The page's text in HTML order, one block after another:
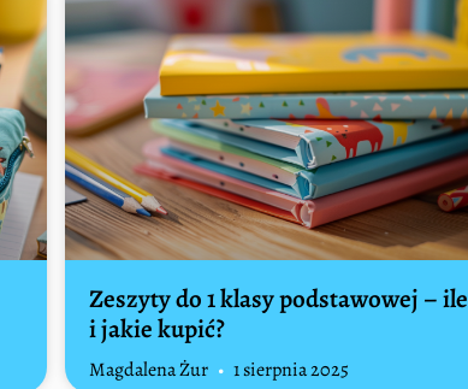
Zeszyty do 1 klasy podstawowej – ile
i jakie kupić?
Magdalena Żur 1 sierpnia 2025